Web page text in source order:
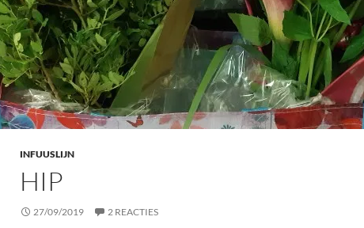
INFUUSLIJN
HIP
27/09/2019 2 REACTIES